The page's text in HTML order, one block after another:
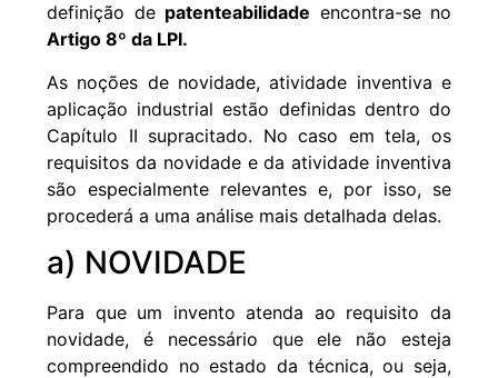
definição de patenteabilidade encontra-se no
Artigo 8º da LPI.
As noções de novidade, atividade inventiva e
aplicação industrial estão definidas dentro do
Capítulo II supracitado. No caso em tela, os
requisitos da novidade e da atividade inventiva
são especialmente relevantes e, por isso, se
procederá a uma análise mais detalhada delas.
a) NOVIDADE
Para que um invento atenda ao requisito da
novidade, é necessário que ele não esteja
compreendido no estado da técnica, ou seja,